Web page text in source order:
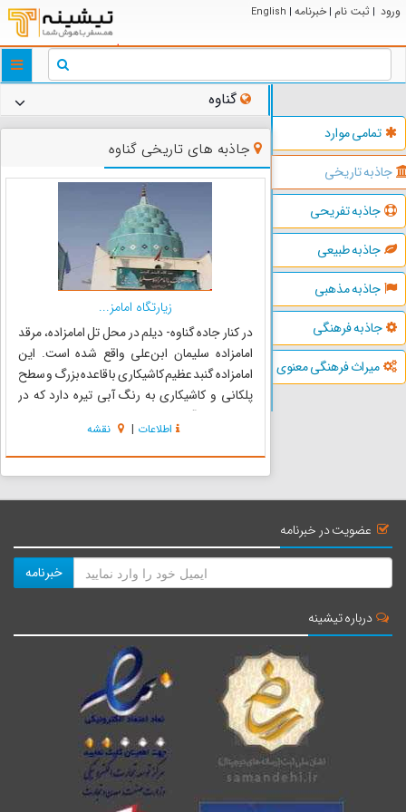
ورود | ثبت نام | خبرنامه |
English
تمامی موارد
جاذبه تاریخی
جاذبه تفریحی
جاذبه طبیعی
جاذبه مذهبی
جاذبه فرهنگی
میراث فرهنگی معنوی
گناوه
جاذبه های تاریخی گناوه
زیارتگاه امامز...
در کنار جاده گناوه- دیلم در محل تل امامزاده، مرقد
امامزاده سلیمان ابن‌علی واقع شده است. این
امامزاده گنبد عظیم کاشیکاری با قاعده بزرگ و سطح
پلکانی و کاشیکاری به رنگ آبی تیره دارد که در
بعضی نقاط آن کاشی‌های زرد و سفید نیز به کار رفته
است. این امامزاده یک عمارت مستطیل شکل است.
گنبد اما...
اطلاعات | نقشه
عضویت در خبرنامه
خبرنامه
درباره تیشینه